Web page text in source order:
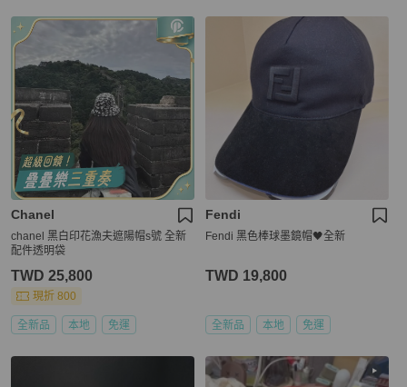
Chanel
chanel 黑白印花漁夫遮陽帽s號 全新
配件透明袋
TWD 25,800
現折 800
全新品 本地 免運
Fendi
Fendi 黑色棒球墨鏡帽🖤全新
TWD 19,800
全新品 本地 免運